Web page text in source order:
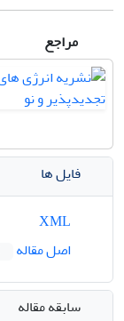
مراجع
فایل ها
اصل مقاله
سابقه مقاله